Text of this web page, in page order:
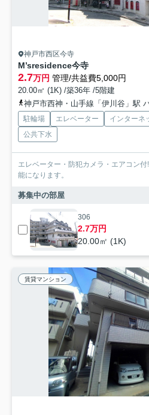
神戸市西区今寺
M’sresidence今寺
2.7万円 管理/共益費5,000円
20.00㎡ (1K) /築36年 /5階建
神戸市西神・山手線「伊川谷」駅
駐輪場 エレベーター インターネ
公共下水
エレベーター・防犯カメラ・エアコン
能になります。
募集中の部屋
306
2.7万円
20.00㎡ (1K)
賃貸マンション